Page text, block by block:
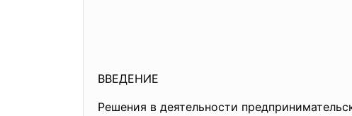
ВВЕДЕНИЕ
Решения в деятельности